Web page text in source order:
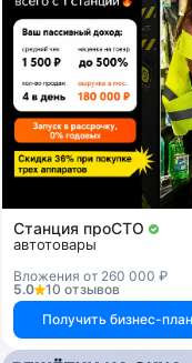
Станция проСТО
автотовары
Вложения от 260 000 ₽
5.0
10 отзывов
Получить бизнес-план